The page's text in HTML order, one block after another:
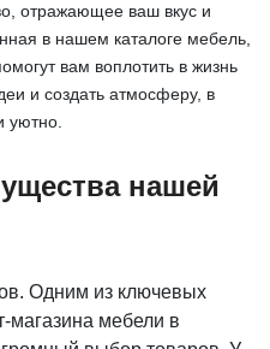
отражающее ваш вкус и
в нашем каталоге мебель,
вам воплотить в жизнь
и создать атмосферу, в
уютно.
нашей
Одним из ключевых
магазина мебели в